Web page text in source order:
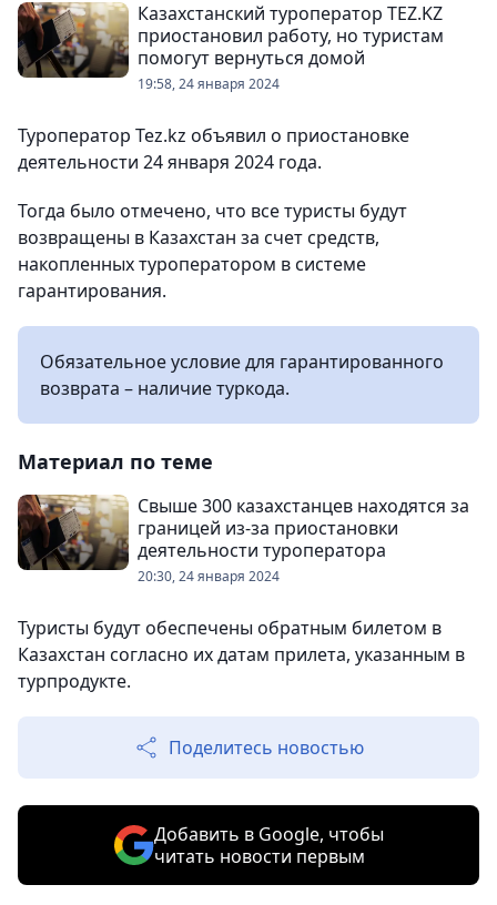
Казахстанский туроператор TEZ.KZ
приостановил работу, но туристам
помогут вернуться домой
19:58, 24 января 2024
Туроператор Tez.kz объявил о приостановке
деятельности 24 января 2024 года.
Тогда было отмечено, что все туристы будут
возвращены в Казахстан за счет средств,
накопленных туроператором в системе
гарантирования.
Обязательное условие для гарантированного
возврата – наличие туркода.
Материал по теме
Свыше 300 казахстанцев находятся за
границей из-за приостановки
деятельности туроператора
20:30, 24 января 2024
Туристы будут обеспечены обратным билетом в
Казахстан согласно их датам прилета, указанным в
турпродукте.
Поделитесь новостью
Добавить в Google, чтобы
читать новости первым